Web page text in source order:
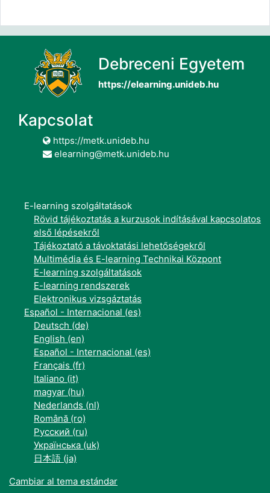
Debreceni Egyetem
https://elearning.unideb.hu
Kapcsolat
https://metk.unideb.hu
elearning@metk.unideb.hu
E-learning szolgáltatások
Rövid tájékoztatás a kurzusok indításával kapcsolatos
első lépésekről
Tájékoztató a távoktatási lehetőségekről
Multimédia és E-learning Technikai Központ
E-learning szolgáltatások
E-learning rendszerek
Elektronikus vizsgáztatás
Español - Internacional ‎(es)‎
Deutsch ‎(de)‎
English ‎(en)‎
Español - Internacional ‎(es)‎
Français ‎(fr)‎
Italiano ‎(it)‎
magyar ‎(hu)‎
Nederlands ‎(nl)‎
Română ‎(ro)‎
Русский ‎(ru)‎
Українська ‎(uk)‎
日本語 ‎(ja)‎
Cambiar al tema estándar